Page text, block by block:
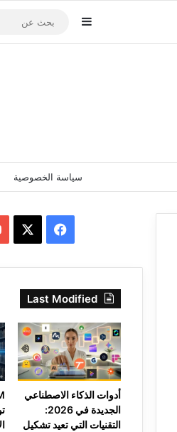
إضافة عمود جانبي
سياسة الخصوصية
فيسبوك
Last Modified
أدوات الذكاء الاصطناعي
الجديدة في 2026:
التقنيات التي تعيد تشكيل